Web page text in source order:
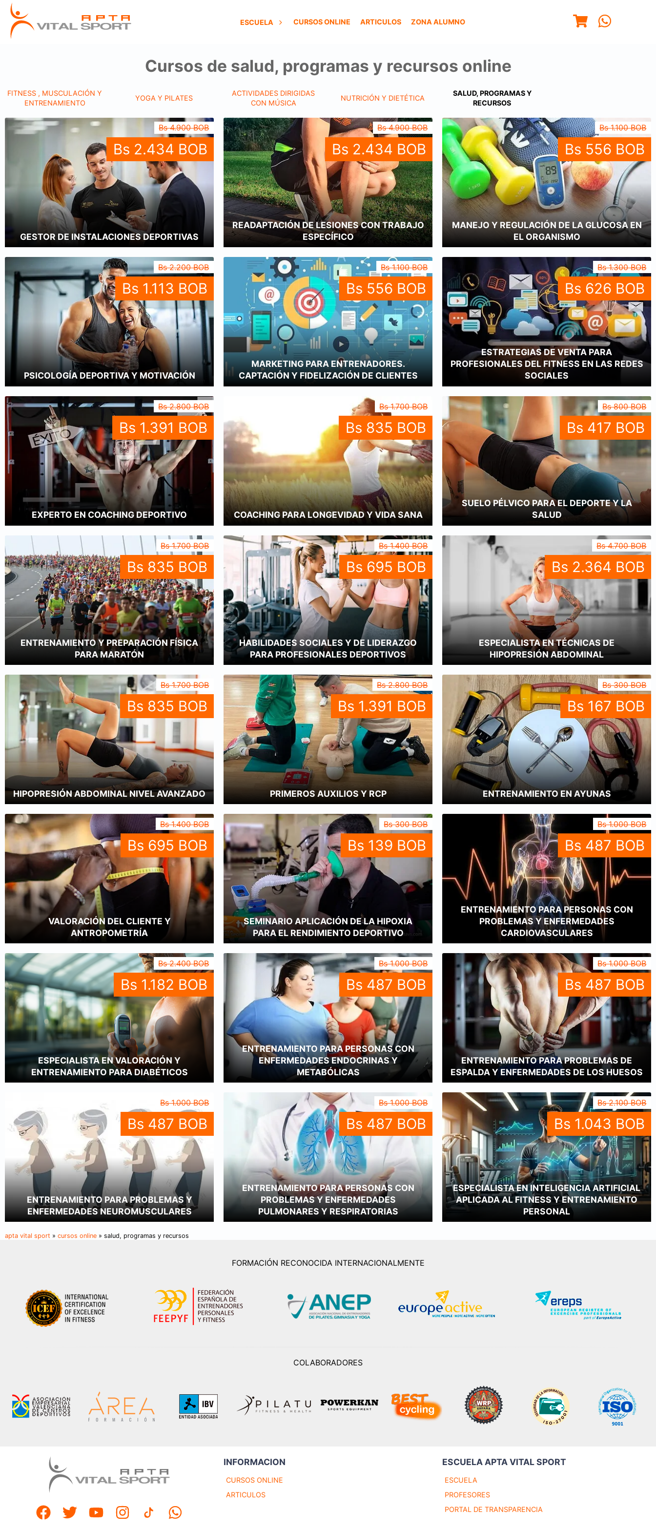
ESCUELA CURSOS ONLINE ARTICULOS ZONA ALUMNO
Cursos de salud, programas y recursos online
FITNESS , MUSCULACIÓN Y
ENTRENAMIENTO
YOGA Y PILATES
ACTIVIDADES DIRIGIDAS
CON MÚSICA
NUTRICIÓN Y DIETÉTICA
SALUD, PROGRAMAS Y
RECURSOS
GESTOR DE INSTALACIONES DEPORTIVAS
Bs 2.434 BOB
Bs 4.900 BOB
READAPTACIÓN DE LESIONES CON TRABAJO
ESPECÍFICO
Bs 2.434 BOB
Bs 4.900 BOB
MANEJO Y REGULACIÓN DE LA GLUCOSA EN
EL ORGANISMO
Bs 556 BOB
Bs 1.100 BOB
PSICOLOGÍA DEPORTIVA Y MOTIVACIÓN
Bs 1.113 BOB
Bs 2.200 BOB
MARKETING PARA ENTRENADORES.
CAPTACIÓN Y FIDELIZACIÓN DE CLIENTES
Bs 556 BOB
Bs 1.100 BOB
ESTRATEGIAS DE VENTA PARA
PROFESIONALES DEL FITNESS EN LAS REDES
SOCIALES
Bs 626 BOB
Bs 1.300 BOB
EXPERTO EN COACHING DEPORTIVO
Bs 1.391 BOB
Bs 2.800 BOB
COACHING PARA LONGEVIDAD Y VIDA SANA
Bs 835 BOB
Bs 1.700 BOB
SUELO PÉLVICO PARA EL DEPORTE Y LA
SALUD
Bs 417 BOB
Bs 800 BOB
ENTRENAMIENTO Y PREPARACIÓN FÍSICA
PARA MARATÓN
Bs 835 BOB
Bs 1.700 BOB
HABILIDADES SOCIALES Y DE LIDERAZGO
PARA PROFESIONALES DEPORTIVOS
Bs 695 BOB
Bs 1.400 BOB
ESPECIALISTA EN TÉCNICAS DE
HIPOPRESIÓN ABDOMINAL
Bs 2.364 BOB
Bs 4.700 BOB
HIPOPRESIÓN ABDOMINAL NIVEL AVANZADO
Bs 835 BOB
Bs 1.700 BOB
PRIMEROS AUXILIOS Y RCP
Bs 1.391 BOB
Bs 2.800 BOB
ENTRENAMIENTO EN AYUNAS
Bs 167 BOB
Bs 300 BOB
VALORACIÓN DEL CLIENTE Y
ANTROPOMETRÍA
Bs 695 BOB
Bs 1.400 BOB
SEMINARIO APLICACIÓN DE LA HIPOXIA
PARA EL RENDIMIENTO DEPORTIVO
Bs 139 BOB
Bs 300 BOB
ENTRENAMIENTO PARA PERSONAS CON
PROBLEMAS Y ENFERMEDADES
CARDIOVASCULARES
Bs 487 BOB
Bs 1.000 BOB
ESPECIALISTA EN VALORACIÓN Y
ENTRENAMIENTO PARA DIABÉTICOS
Bs 1.182 BOB
Bs 2.400 BOB
ENTRENAMIENTO PARA PERSONAS CON
ENFERMEDADES ENDOCRINAS Y
METABÓLICAS
Bs 487 BOB
Bs 1.000 BOB
ENTRENAMIENTO PARA PROBLEMAS DE
ESPALDA Y ENFERMEDADES DE LOS HUESOS
Bs 487 BOB
Bs 1.000 BOB
ENTRENAMIENTO PARA PROBLEMAS Y
ENFERMEDADES NEUROMUSCULARES
Bs 487 BOB
Bs 1.000 BOB
ENTRENAMIENTO PARA PERSONAS CON
PROBLEMAS Y ENFERMEDADES
PULMONARES Y RESPIRATORIAS
Bs 487 BOB
Bs 1.000 BOB
ESPECIALISTA EN INTELIGENCIA ARTIFICIAL
APLICADA AL FITNESS Y ENTRENAMIENTO
PERSONAL
Bs 1.043 BOB
Bs 2.100 BOB
apta vital sport » cursos online » salud, programas y recursos
FORMACIÓN RECONOCIDA INTERNACIONALMENTE
COLABORADORES
INFORMACION
CURSOS ONLINE
ARTICULOS
ESCUELA APTA VITAL SPORT
ESCUELA
PROFESORES
PORTAL DE TRANSPARENCIA